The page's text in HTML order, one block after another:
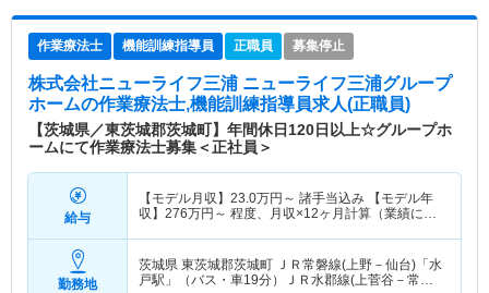
作業療法士 機能訓練指導員 正職員 募集停止
株式会社ニューライフ三浦 ニューライフ三浦グループ
ホームの作業療法士,機能訓練指導員求人(正職員)
【茨城県／東茨城郡茨城町】年間休日120日以上☆グループホ
ームにて作業療法士募集＜正社員＞
給与
【モデル月収】 23.0万円～ 諸手当込み 【モデル年
収】 276万円～ 程度、月収×12ヶ月計算（業績によ
勤務地
茨城県 東茨城郡茨城町 ＪＲ常磐線(上野－仙台)「水
戸駅」（バス・車19分）ＪＲ水郡線(上菅谷－常陸